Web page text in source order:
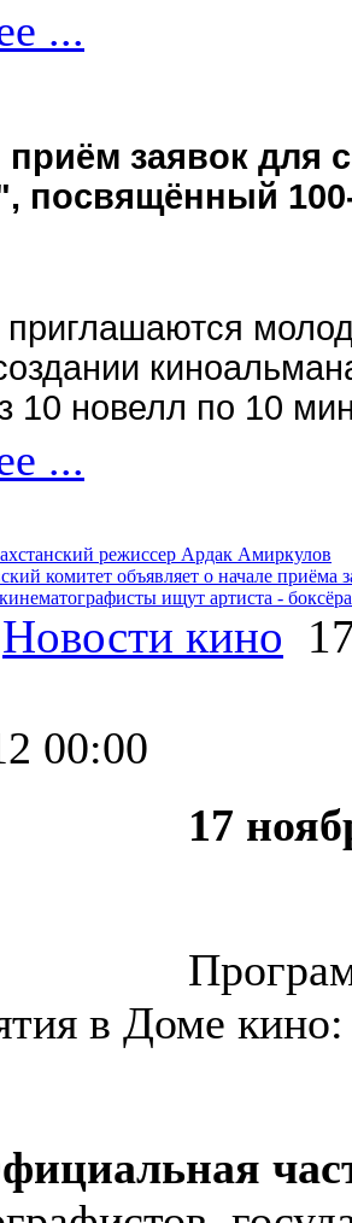
...
заявок для
посвящённый
приглашаются
10 новелл по 10
...
режиссер Ардак Амиркулов
комитет объявляет о начале приёма
ищут артиста -
Новости кино
00:00
17
в Доме кино: